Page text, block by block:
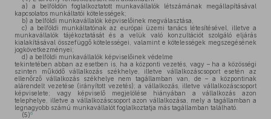
a) a belföldön foglalkoztatott munkavállalók létszámának megállapításával
kapcsolatos munkáltatói kötelességek;
b) a belföldi munkavállalók képviselőinek megválasztása,
c) a belföldi munkáltatónak az európai üzemi tanács létesítésével, illetve a
munkavállalók tájékoztatását és a velük való konzultációt szolgáló eljárás
kialakításával összefüggő kötelességei, valamint e kötelességek megszegésének
jogkövetkezményei;
d) a belföldi munkavállalók képviselőinek védelme
tekintetében abban az esetben is, ha a központi vezetés, vagy – ha a közösségi
szinten működő vállalkozás székhelye, illetve vállalkozáscsoport esetén az
ellenőrző vállalkozás székhelye nem tagállamban van, de – a központinak
alárendelt vezetése (irányított vezetés); a vállalkozás, illetve vállalkozáscsoport
képviselete; vagy képviselő megjelölése hiányában a vállalkozás azon
telephelye, illetve a vállalkozáscsoport azon vállalkozása, mely a tagállamban a
legnagyobb számú munkavállalót foglalkoztatja más tagállamban található.
(5)6